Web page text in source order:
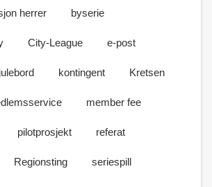
herrer byserie
City-League e-post
julebord kontingent Kretsen
member fee
pilotprosjekt referat
Regionsting seriespill